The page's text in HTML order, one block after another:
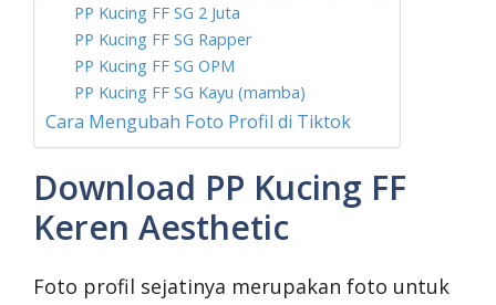
PP Kucing FF SG 2 Juta
PP Kucing FF SG Rapper
PP Kucing FF SG OPM
PP Kucing FF SG Kayu (mamba)
Cara Mengubah Foto Profil di Tiktok
Download PP Kucing FF
Keren Aesthetic
Foto profil sejatinya merupakan foto untuk